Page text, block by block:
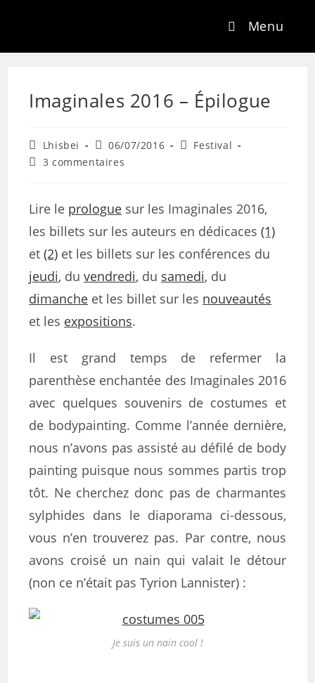
Menu
Imaginales 2016 – Épilogue
Lhisbei 06/07/2016
Festival
3 commentaires
Lire le prologue sur les Imaginales 2016,
les billets sur les auteurs en dédicaces(1)
et(2) et les billets sur les conférences du
jeudi, duvendredi, du samedi, du
dimanche et les billet sur les nouveautés
et les expositions.
Il est grand temps de refermer la
parenthèse enchantée des Imaginales 2016
avec quelques souvenirs de costumes et
de bodypainting. Comme l’année dernière,
nous n’avons pas assisté au défilé de body
painting puisque nous sommes partis trop
tôt. Ne cherchez donc pas de charmantes
sylphides dans le diaporama ci-dessous,
vous n’en trouverez pas. Par contre, nous
avons croisé un nain qui valait le détour
(non ce n’était pas Tyrion Lannister) :
Je suis un nain cool !